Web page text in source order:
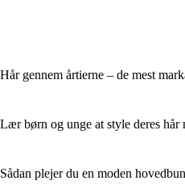
Hår gennem årtierne – de mest
Lær børn og unge at style deres
Sådan plejer du en moden